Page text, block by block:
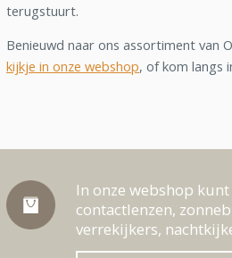
terugstuurt.
Benieuwd naar ons assortiment van
kijkje in onze webshop, of kom langs
In onze webshop
contactlenzen,
verrekijkers,